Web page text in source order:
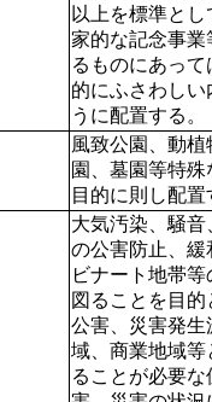
以上を標準と
家的な記念事業
るものにあって
的にふさわしい
うに配置する。
風致公園、動
園、墓園等特
目的に則し配置
大気汚染、騒
の公害防止、緩
ビナート地帯
図ることを目的
公害、災害発
域、商業地域等
ることが必要